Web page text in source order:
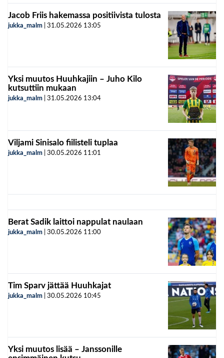
Jacob Friis hakemassa positiivista tulosta
jukka_malm 31.05.2026 13:05
Yksi muutos Huuhkajiin – Juho Kilo
kutsuttiin mukaan
jukka_malm 31.05.2026 13:04
Viljami Sinisalo fiilisteli tuplaa
jukka_malm 30.05.2026 11:01
Berat Sadik laittoi nappulat naulaan
jukka_malm 30.05.2026 11:00
Tim Sparv jättää Huuhkajat
jukka_malm 30.05.2026 10:45
Yksi muutos lisää – Janssonille